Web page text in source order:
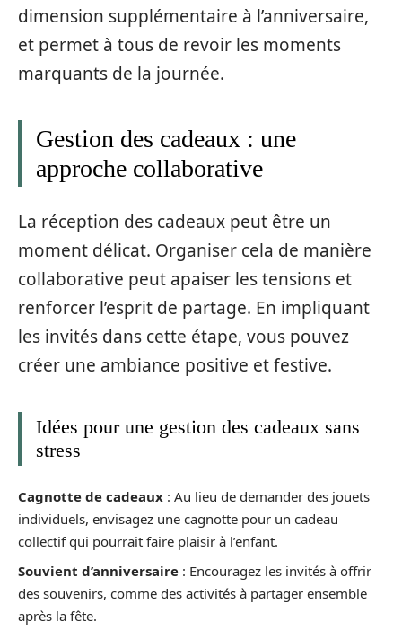
dimension supplémentaire à l’anniversaire,
et permet à tous de revoir les moments
marquants de la journée.
Gestion des cadeaux : une
approche collaborative
La réception des cadeaux peut être un
moment délicat. Organiser cela de manière
collaborative peut apaiser les tensions et
renforcer l’esprit de partage. En impliquant
les invités dans cette étape, vous pouvez
créer une ambiance positive et festive.
Idées pour une gestion des cadeaux sans
stress
Cagnotte de cadeaux : Au lieu de demander des jouets
individuels, envisagez une cagnotte pour un cadeau
collectif qui pourrait faire plaisir à l’enfant.
Souvient d’anniversaire : Encouragez les invités à offrir
des souvenirs, comme des activités à partager ensemble
après la fête.